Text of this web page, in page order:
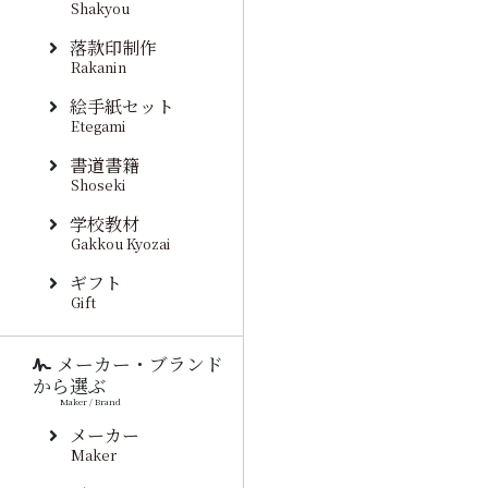
Shakyou
落款印制作
Rakanin
絵手紙セット
Etegami
書道書籍
Shoseki
学校教材
Gakkou Kyozai
ギフト
Gift
メーカー・ブランド
から選ぶ
Maker / Brand
メーカー
Maker